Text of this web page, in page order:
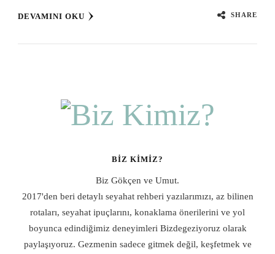
DEVAMINI OKU SHARE
BIZ KIMIZ?
Biz Gökçen ve Umut.
2017'den beri detaylı seyahat rehberi yazılarımızı, az bilinen
rotaları, seyahat ipuçlarını, konaklama önerilerini ve yol
boyunca edindiğimiz deneyimleri Bizdegeziyoruz olarak
paylaşıyoruz. Gezmenin sadece gitmek değil, keşfetmek ve